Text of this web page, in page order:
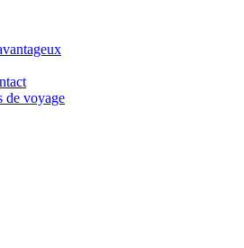
de voyage